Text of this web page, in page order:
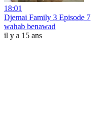
18:01
Djemai Family 3 Episode 7
wahab benawad
il y a 15 ans